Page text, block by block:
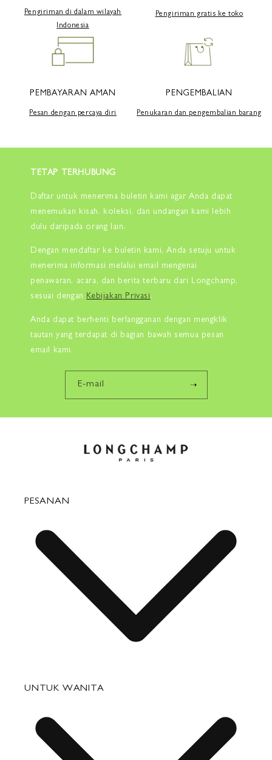
Pengiriman di dalam wilayah
Indonesia
Pengiriman gratis ke toko
PEMBAYARAN AMAN
Pesan dengan percaya diri
PENGEMBALIAN
Penukaran dan pengembalian barang
TETAP TERHUBUNG
Daftar untuk menerima buletin kami agar Anda dapat
menemukan kisah, koleksi, dan undangan kami lebih
dulu daripada orang lain.
Dengan mendaftar ke buletin kami, Anda setuju untuk
menerima informasi melalui email mengenai
penawaran, acara, dan berita terbaru dari Longchamp,
sesuai dengan Kebijakan Privasi .
Anda dapat berhenti berlangganan dengan mengklik
tautan yang terdapat di bagian bawah semua pesan
email kami.
E-mail
PESANAN
Pengiriman
Pengembalian & Penukaran
UNTUK WANITA